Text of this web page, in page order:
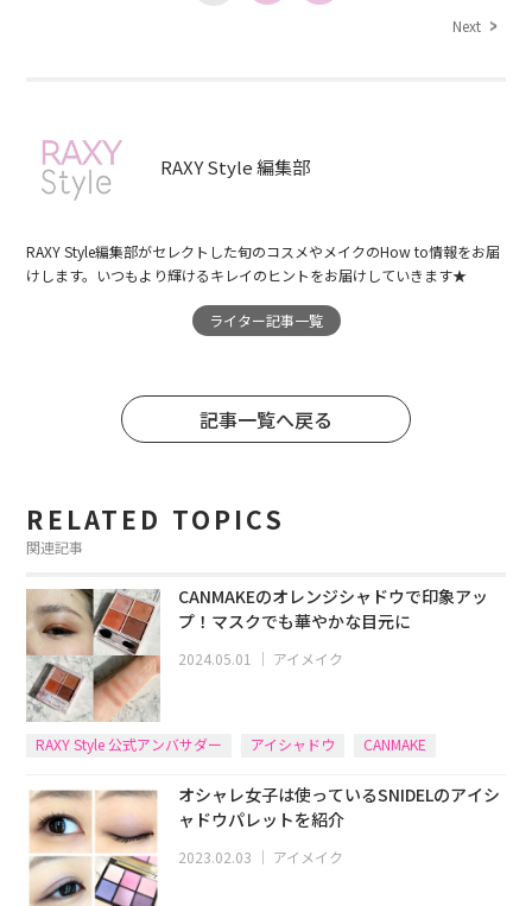
Next
RAXY Style 編集部
RAXY Style編集部がセレクトした旬のコスメやメイクのHow to情報をお届
けします。いつもより輝けるキレイのヒントをお届けしていきます★
ライター記事一覧
記事一覧へ戻る
RELATED TOPICS
関連記事
CANMAKEのオレンジシャドウで印象アッ
プ！マスクでも華やかな目元に
2024.05.01 ｜ アイメイク
RAXY Style 公式アンバサダー アイシャドウ CANMAKE
オシャレ女子は使っているSNIDELのアイシ
ャドウパレットを紹介
2023.02.03 アイメイク